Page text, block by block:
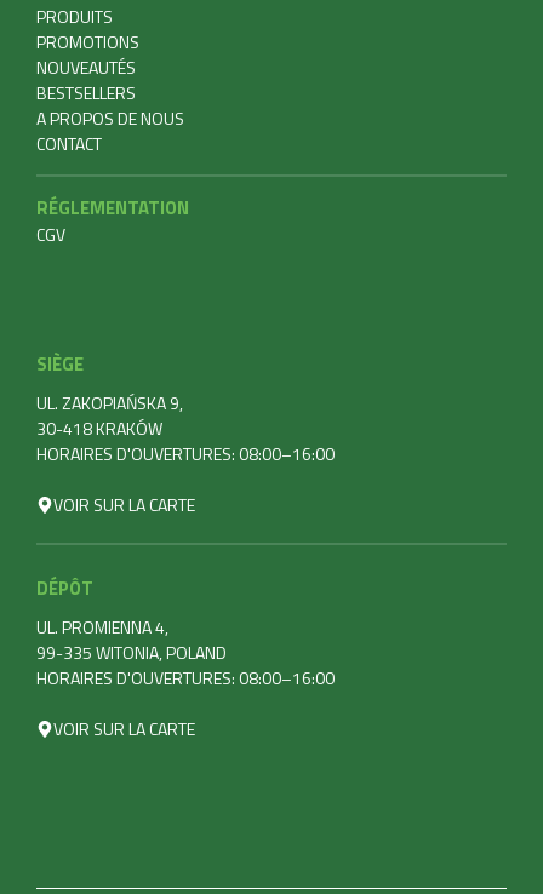
PRODUITS
PROMOTIONS
NOUVEAUTÉS
BESTSELLERS
A PROPOS DE NOUS
CONTACT
RÉGLEMENTATION
CGV
SIÈGE
UL. ZAKOPIAŃSKA 9,
30-418 KRAKÓW
HORAIRES D'OUVERTURES: 08:00–16:00
VOIR SUR LA CARTE
DÉPÔT
UL. PROMIENNA 4,
99-335 WITONIA, POLAND
HORAIRES D'OUVERTURES: 08:00–16:00
VOIR SUR LA CARTE